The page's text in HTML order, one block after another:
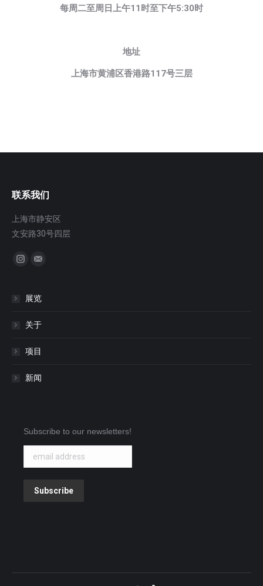
每周二至周日上午11 时至下午5:30时
地址
上海市黄浦区香港路117号三层
联系我们
上海市静安区
文安路30号四层
找到我们：
Instagram
展览
关于
项目
新闻
Subscribe to our newsletters!